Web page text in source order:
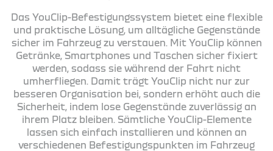
Das YouClip-Befestigungssystem bietet eine flexible
und praktische Lösung, um alltägliche Gegenstände
sicher im Fahrzeug zu verstauen. Mit YouClip können
Getränke, Smartphones und Taschen sicher fixiert
werden, sodass sie während der Fahrt nicht
umherfliegen. Damit trägt YouClip nicht nur zur
besseren Organisation bei, sondern erhöht auch die
Sicherheit, indem lose Gegenstände zuverlässig an
ihrem Platz bleiben. Sämtliche YouClip-Elemente
lassen sich einfach installieren und können an
verschiedenen Befestigungspunkten im Fahrzeug